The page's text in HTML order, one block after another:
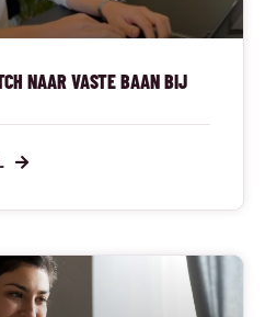
NAAR VASTE BAAN BIJ